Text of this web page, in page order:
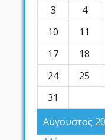
Αύγουστος
3
4
10
11
17
18
24
25
31